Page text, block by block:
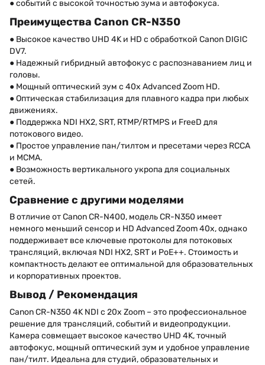
● событий с высокой точностью зума и автофокуса.
Преимущества Canon CR-N350
● Высокое качество UHD 4K и HD с обработкой Canon DIGIC
DV7.
● Надежный гибридный автофокус с распознаванием лиц и
головы.
● Мощный оптический зум с 40x Advanced Zoom HD.
● Оптическая стабилизация для плавного кадра при любых
движениях.
● Поддержка NDI HX2, SRT, RTMP/RTMPS и FreeD для
потокового видео.
● Простое управление пан/тилтом и пресетами через RCCA
и MCMA.
● Возможность вертикального укропа для социальных
сетей.
Сравнение с другими моделями
В отличие от Canon CR-N400, модель CR-N350 имеет
немного меньший сенсор и HD Advanced Zoom 40x, однако
поддерживает все ключевые протоколы для потоковых
трансляций, включая NDI HX2, SRT и PoE++. Стоимость и
компактность делают ее оптимальной для образовательных
и корпоративных проектов.
Вывод / Рекомендация
Canon CR-N350 4K NDI с 20x Zoom – это профессиональное
решение для трансляций, событий и видеопродукции.
Камера совмещает высокое качество UHD 4K, точный
автофокус, мощный оптический зум и удобное управление
пан/тилт. Идеальна для студий, образовательных и